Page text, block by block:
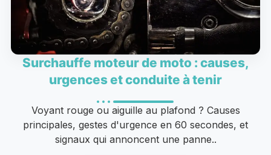
Surchauffe moteur de moto : causes,
urgences et conduite à tenir
Voyant rouge ou aiguille au plafond ? Causes
principales, gestes d'urgence en 60 secondes, et
signaux qui annoncent une panne..